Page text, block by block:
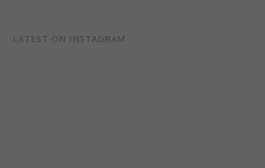
LATEST ON INSTAGRAM